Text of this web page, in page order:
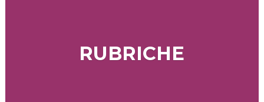
RUBRICHE